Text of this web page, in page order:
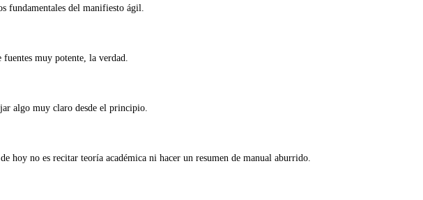
fundamentales del manifiesto ágil.
fuentes muy potente, la verdad.
algo muy claro desde el principio.
hoy no es recitar teoría académica ni hacer un resumen de manual aburrido.